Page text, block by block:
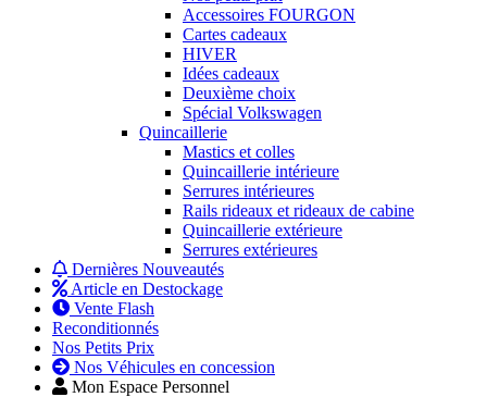
Accessoires FOURGON
Cartes cadeaux
HIVER
Idées cadeaux
Deuxième choix
Spécial Volkswagen
Quincaillerie
Mastics et colles
Quincaillerie intérieure
Serrures intérieures
Rails rideaux et rideaux de cabine
Quincaillerie extérieure
Serrures extérieures
Dernières Nouveautés
Article en Destockage
Vente Flash
Reconditionnés
Nos Petits Prix
Nos Véhicules en concession
Mon Espace Personnel